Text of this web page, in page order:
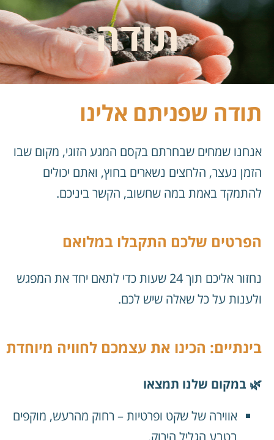
תודה שפניתם אלינו
אנחנו שמחים שבחרתם בקסם המגע הזוגי, מקום שבו
הזמן נעצר, הלחצים נשארים בחוץ, ואתם יכולים
להתמקד באמת במה שחשוב, הקשר ביניכם.
הפרטים שלכם התקבלו במלואם
נחזור אליכם תוך 24 שעות כדי לתאם יחד את המפגש
ולענות על כל שאלה שיש לכם.
בינתיים: הכינו את עצמכם לחוויה מיוחדת
🌿 במקום שלנו תמצאו
אווירה של שקט ופרטיות – רחוק מהרעש, מוקפים
בטבע הגליל הירוק.
תודה